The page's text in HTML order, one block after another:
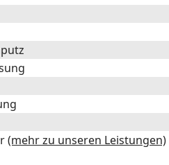
(mehr zu unseren Leistungen)